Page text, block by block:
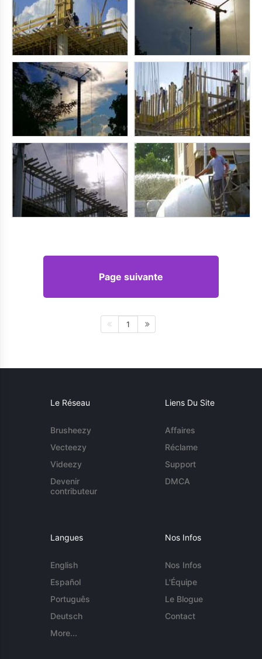
Page suivante
1
Le Réseau
Brusheezy
Vecteezy
Videezy
Devenir
contributeur
Liens Du Site
Affaires
Réclame
Support
DMCA
Langues
English
Español
Português
Deutsch
More...
Nos Infos
Nos Infos
L'Équipe
Le Blogue
Contact